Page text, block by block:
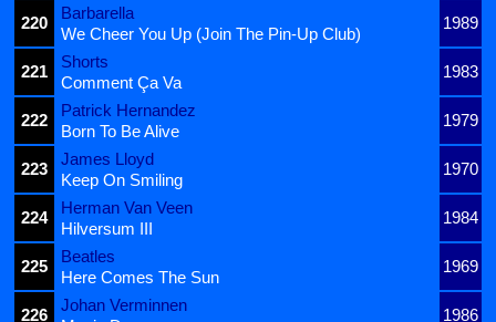
220
Barbarella
1989
We Cheer You Up (Join The Pin-Up Club)
221
Shorts
1983
Comment Ça Va
222
Patrick Hernandez
1979
Born To Be Alive
223
James Lloyd
1970
Keep On Smiling
224
Herman Van Veen
1984
Hilversum III
225
Beatles
1969
Here Comes The Sun
226
Johan Verminnen
1986